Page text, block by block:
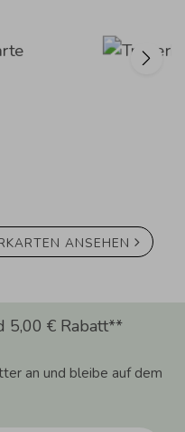
ANSEHEN
5,00 € Rabatt**
an und bleibe auf dem